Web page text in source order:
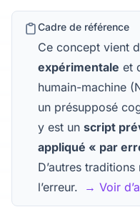
Cadre de référence
Ce concept vient
expérimentale et
humain-machine
un présupposé
y est un script
appliqué « par
D’autres
l’erreur.
→ Voir